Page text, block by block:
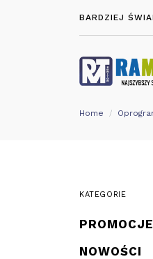
BARDZIEJ
Home
KATEGORIE
PROMOCJE
NOWOŚCI